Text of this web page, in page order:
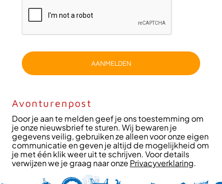
AANMELDEN
Avonturenpost
Door je aan te melden geef je ons toestemming om
je onze nieuwsbrief te sturen. Wij bewaren je
gegevens veilig, gebruiken ze alleen voor onze eigen
communicatie en geven je altijd de mogelijkheid om
je met één klik weer uit te schrijven. Voor details
verwijzen we je graag naar onze Privacyverklaring.